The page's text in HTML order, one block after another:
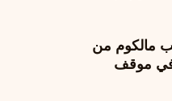
مالكوم من
في موقف